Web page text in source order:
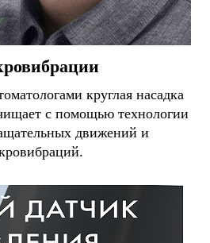
круглая насадка
с помощью технологии
движений и